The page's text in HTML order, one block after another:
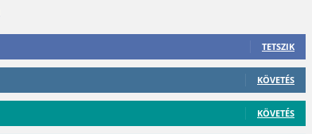
TETSZIK
KÖVETÉS
KÖVETÉS